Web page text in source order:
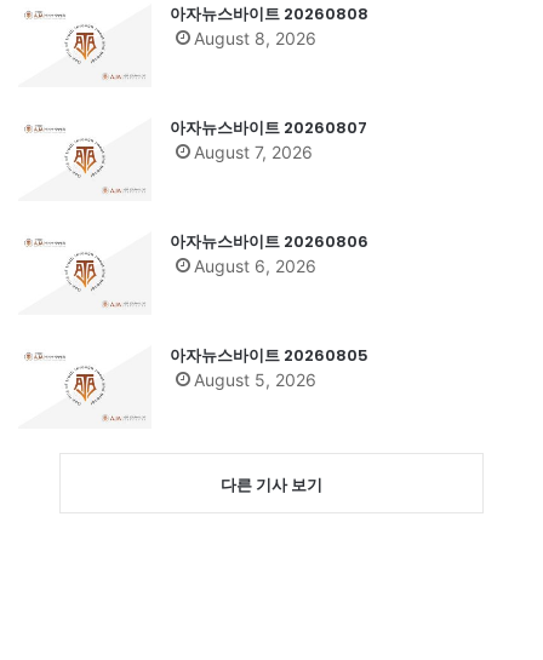
아자뉴스바이트 20260808
August 8, 2026
아자뉴스바이트 20260807
August 7, 2026
아자뉴스바이트 20260806
August 6, 2026
아자뉴스바이트 20260805
August 5, 2026
다른 기사 보기